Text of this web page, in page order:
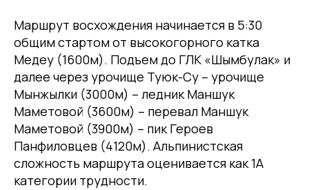
Маршрут восхождения начинается в 5:30
общим стартом от высокогорного катка
Медеу (1600м). Подъем до ГЛК «Шымбулак» и
далее через урочище Туюк-Су – урочище
Мынжылки (3000м) – ледник Маншук
Маметовой (3600м) – перевал Маншук
Маметовой (3900м) – пик Героев
Панфиловцев (4120м). Альпинистская
сложность маршрута оценивается как 1А
категории трудности.